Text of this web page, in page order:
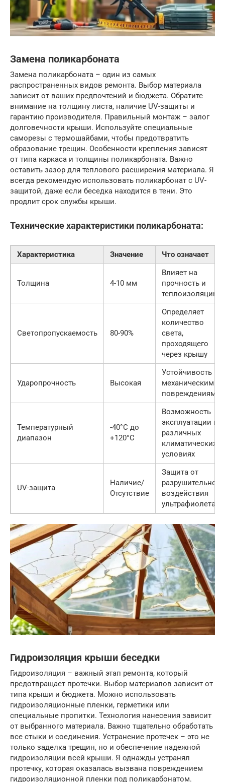
Замена поликарбоната
Замена поликарбоната – один из самых
распространенных видов ремонта. Выбор материала
зависит от ваших предпочтений и бюджета. Обратите
внимание на толщину листа, наличие UV-защиты и
гарантию производителя. Правильный монтаж – залог
долговечности крыши. Используйте специальные
саморезы с термошайбами, чтобы предотвратить
образование трещин. Особенности крепления зависят
от типа каркаса и толщины поликарбоната. Важно
оставить зазор для теплового расширения материала. Я
всегда рекомендую использовать поликарбонат с UV-
защитой, даже если беседка находится в тени. Это
продлит срок службы крыши.
Технические характеристики поликарбоната:
Характеристика Значение Что означает
Толщина 4-10 мм
Влияет на
прочность и
теплоизоляцию
Светопропускаемость 80-90%
Определяет
количество
света,
проходящего
через крышу
Ударопрочность Высокая
Устойчивость к
механическим
повреждениям
Температурный
диапазон
-40°C до
+120°C
Возможность
эксплуатации в
различных
климатических
условиях
UV-защита
Наличие/
Отсутствие
Защита от
разрушительного
воздействия
ультрафиолета
Гидроизоляция крыши беседки
Гидроизоляция – важный этап ремонта, который
предотвращает протечки. Выбор материалов зависит от
типа крыши и бюджета. Можно использовать
гидроизоляционные пленки, герметики или
специальные пропитки. Технология нанесения зависит
от выбранного материала. Важно тщательно обработать
все стыки и соединения. Устранение протечек – это не
только заделка трещин, но и обеспечение надежной
гидроизоляции всей крыши. Я однажды устранял
протечку, которая оказалась вызвана повреждением
гидроизоляционной пленки под поликарбонатом.